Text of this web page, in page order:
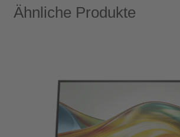
Ähnliche Produkte